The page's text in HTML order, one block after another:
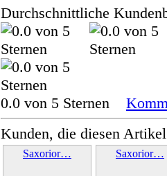
Durchschnittliche
0.0 von 5 Sternen
Kunden, die diesen
Saxorior… Saxorior…